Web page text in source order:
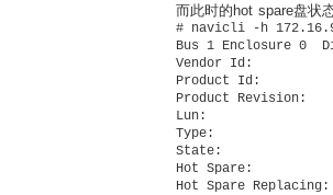
而此时的hot spare盘状
# navicli -h
Bus 1 Enclosure 0
Vendor Id:
Product Id:
Product Revision:
Lun:
Type:
Hot Spare:
Hot Spare